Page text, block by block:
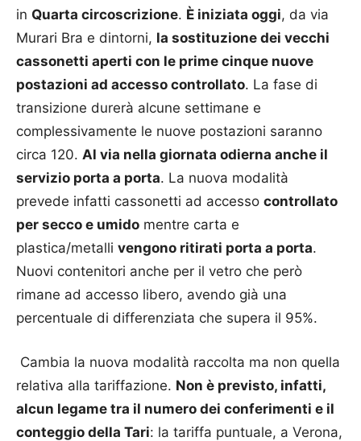
in Quarta circoscrizione. È iniziata oggi, da via
Murari Bra e dintorni, la sostituzione dei vecchi
cassonetti aperti con le prime cinque nuove
postazioni ad accesso controllato. La fase di
transizione durerà alcune settimane e
complessivamente le nuove postazioni saranno
circa 120. Al via nella giornata odierna anche il
servizio porta a porta. La nuova modalità
prevede infatti cassonetti ad accesso controllato
per secco e umido mentre carta e
plastica/metalli vengono ritirati porta a porta.
Nuovi contenitori anche per il vetro che però
rimane ad accesso libero, avendo già una
percentuale di differenziata che supera il 95%.
Cambia la nuova modalità raccolta ma non quella
relativa alla tariffazione. Non è previsto, infatti,
alcun legame tra il numero dei conferimenti e il
conteggio della Tari: la tariffa puntuale, a Verona,